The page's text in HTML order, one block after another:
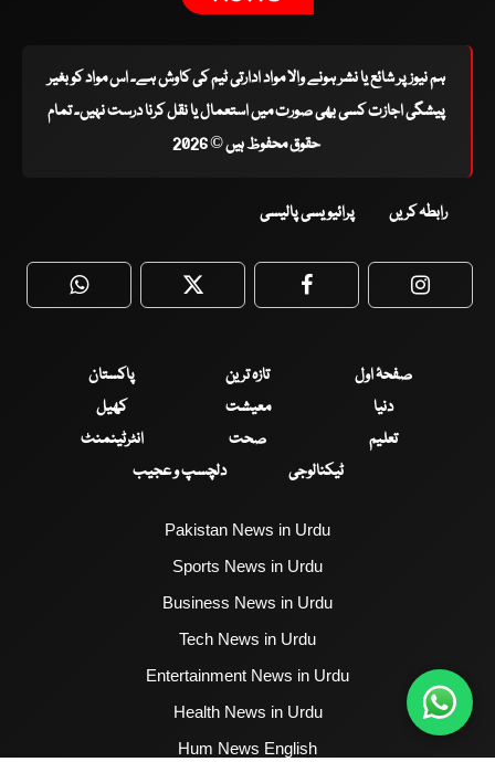
ہم نیوز پر شائع یا نشر ہونے والا مواد ادارتی ٹیم کی کاوش ہے۔ اس مواد کو بغیر
پیشگی اجازت کسی بھی صورت میں استعمال یا نقل کرنا درست نہیں۔ تمام
حقوق محفوظ ہیں © 2026
رابطہ کریں پرائیویسی پالیسی
WhatsApp Twitter Facebook
صفحۂ اول تازہ ترین
پاکستان
دنیا
معیشت
کھیل
تعلیم
صحت
انٹرٹینمنٹ
ٹیکنالوجی
دلچسپ و عجیب
Pakistan News in Urdu
Sports News in Urdu
Business News in Urdu
Tech News in Urdu
Entertainment News in Urdu
Health News in Urdu
Hum News English